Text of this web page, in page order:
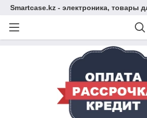
Smartcase.kz - электроника, товары